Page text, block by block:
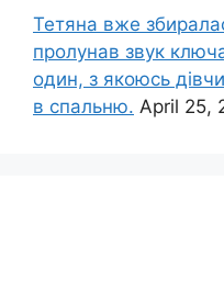
Тетяна вже
пролунав звук
один, з якоюсь
в спальню. April 25,